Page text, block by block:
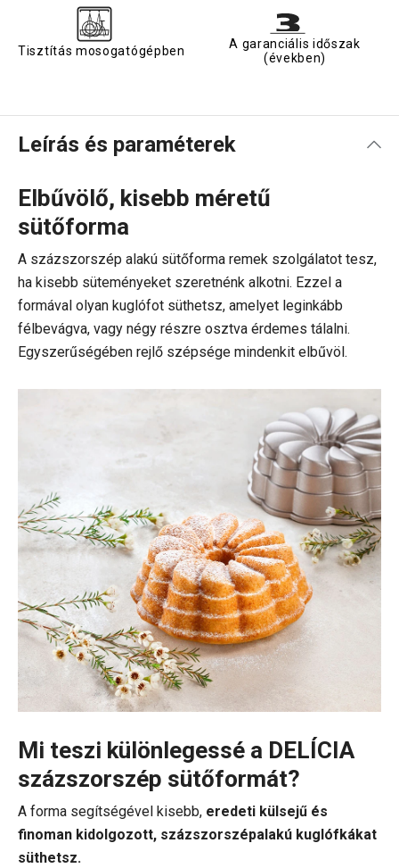
Tisztítás mosogatógépben
A garanciális időszak
(években)
Leírás és paraméterek
Elbűvölő, kisebb méretű
sütőforma
A százszorszép alakú sütőforma remek szolgálatot tesz,
ha kisebb süteményeket szeretnénk alkotni. Ezzel a
formával olyan kuglófot süthetsz, amelyet leginkább
félbevágva, vagy négy részre osztva érdemes tálalni.
Egyszerűségében rejlő szépsége mindenkit elbűvöl.
Mi teszi különlegessé a DELÍCIA
százszorszép sütőformát?
A forma segítségével kisebb, eredeti külsejű és
finoman kidolgozott, százszorszépalakú kuglófkákat
süthetsz.